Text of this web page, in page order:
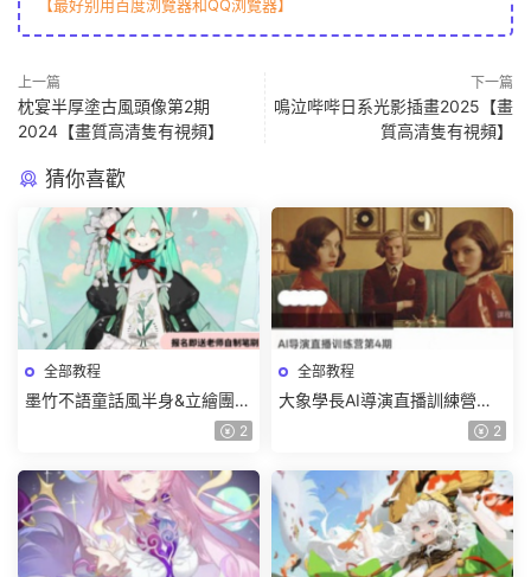
【最好别用百度浏覽器和QQ浏覽器】
上一篇
枕宴半厚塗古風頭像第2期
2024【畫質高清隻有視頻】
下一篇
鳴泣哔哔日系光影插畫2025【畫
質高清隻有視頻】
猜你喜歡
全部教程
墨竹不語童話風半身&立繪團練
課2026【畫質高清有課件筆 2
全部教程
大象學長AI導演直播訓練營第4
期2026【畫質高清有資料】 2